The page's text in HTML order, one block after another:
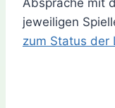
Absprache mit
jeweiligen
zum Status der